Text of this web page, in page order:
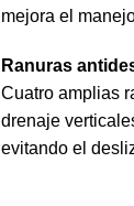
mejora el
Ranuras
Cuatro amplias
drenaje
evitando el